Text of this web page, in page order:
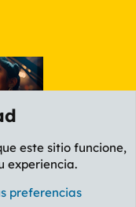
este sitio funcione,
experiencia.
preferencias